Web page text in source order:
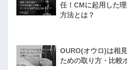
任！CMに起用した
方法とは？
OURO(オウロ)は相
ための取り方・比較